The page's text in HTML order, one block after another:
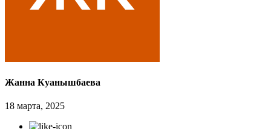
Жанна Куанышбаева
18 марта, 2025